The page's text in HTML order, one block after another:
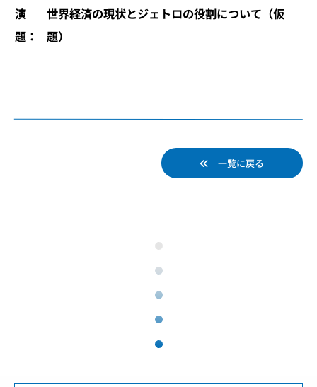
演
題：
世界経済の現状とジェトロの役割について（仮
題）
一覧に戻る